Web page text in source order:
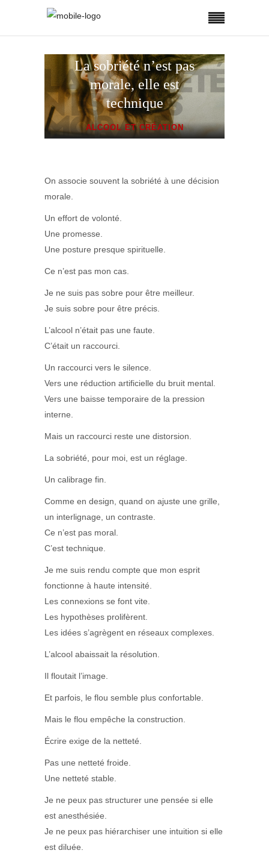
La sobriété n’est pas
morale, elle est
technique
ALCOOL ET CRÉATION
On associe souvent la sobriété à une décision
morale.
Un effort de volonté.
Une promesse.
Une posture presque spirituelle.
Ce n’est pas mon cas.
Je ne suis pas sobre pour être meilleur.
Je suis sobre pour être précis.
L’alcool n’était pas une faute.
C’était un raccourci.
Un raccourci vers le silence.
Vers une réduction artificielle du bruit mental.
Vers une baisse temporaire de la pression
interne.
Mais un raccourci reste une distorsion.
La sobriété, pour moi, est un réglage.
Un calibrage fin.
Comme en design, quand on ajuste une grille,
un interlignage, un contraste.
Ce n’est pas moral.
C’est technique.
Je me suis rendu compte que mon esprit
fonctionne à haute intensité.
Les connexions se font vite.
Les hypothèses prolifèrent.
Les idées s’agrègent en réseaux complexes.
L’alcool abaissait la résolution.
Il floutait l’image.
Et parfois, le flou semble plus confortable.
Mais le flou empêche la construction.
Écrire exige de la netteté.
Pas une netteté froide.
Une netteté stable.
Je ne peux pas structurer une pensée si elle
est anesthésiée.
Je ne peux pas hiérarchiser une intuition si elle
est diluée.